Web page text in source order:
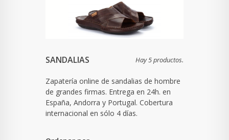
SANDALIAS Hay 5 productos.
Zapatería online de sandalias de hombre
de grandes firmas. Entrega en 24h. en
España, Andorra y Portugal. Cobertura
internacional en sólo 4 días.